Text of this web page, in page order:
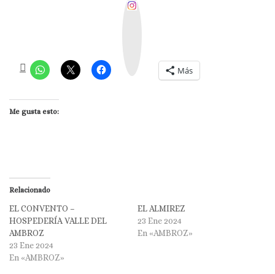
Más
Me gusta esto:
Relacionado
EL CONVENTO –
HOSPEDERÍA VALLE DEL
AMBROZ
23 Ene 2024
En «AMBROZ»
EL ALMIREZ
23 Ene 2024
En «AMBROZ»